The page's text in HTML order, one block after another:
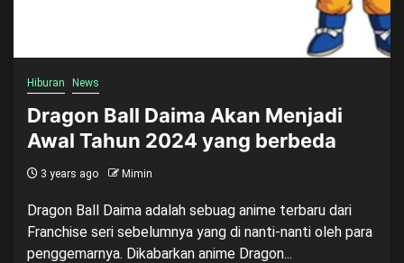
Hiburan News
Dragon Ball Daima Akan Menjadi
Awal Tahun 2024 yang berbeda
3 years ago Mimin
Dragon Ball Daima adalah sebuag anime terbaru dari
Franchise seri sebelumnya yang di nanti-nanti oleh para
penggemarnya. Dikabarkan anime Dragon...